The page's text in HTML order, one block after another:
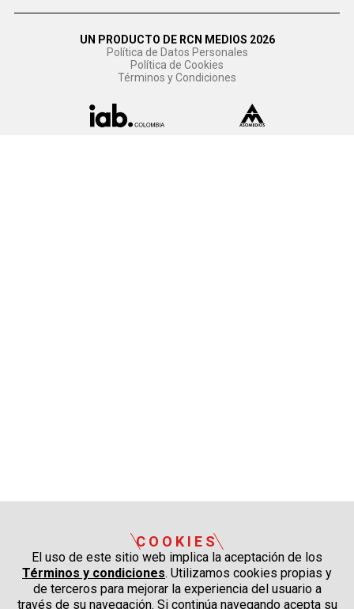
UN PRODUCTO DE RCN MEDIOS 2026
Política de Datos Personales
Política de Cookies
Términos y Condiciones
COOKIES
El uso de este sitio web implica la aceptación de los
Términos y condiciones. Utilizamos cookies propias y
de terceros para mejorar la experiencia del usuario a
través de su navegación. Si continúa navegando acepta su